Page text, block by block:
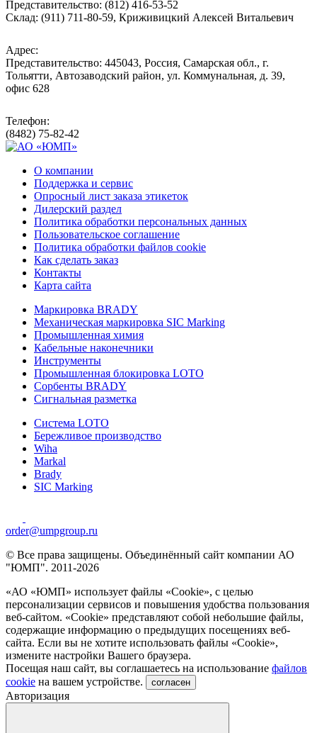
Представительство: (812) 416-53-52
Склад: (911) 711-80-59, Криживицкий Алексей Витальевич
Адрес:
Представительство: 445043, Россия, Самарская обл., г.
Тольятти, Автозаводский район, ул. Коммунальная, д. 39,
офис 628
Телефон:
(8482) 75-82-42
О компании
Поддержка и сервис
Опросный лист заказа этикеток
Дилерский раздел
Политика обработки персональных данных
Пользовательское соглашение
Политика обработки файлов cookie
Как сделать заказ
Контакты
Карта сайта
Маркировка BRADY
Механическая маркировка SIC Marking
Промышленная химия
Кабельные наконечники
Инструменты
Промышленная блокировка LOTO
Сорбенты BRADY
Сигнальная разметка
Система LOTO
Бережливое производство
Wiha
Markal
Brady
SIC Marking
order@umpgroup.ru
© Все права защищены. Объединённый сайт компании АО
"ЮМП". 2011-2026
«АО «ЮМП» использует файлы «Сookie», с целью
персонализации сервисов и повышения удобства пользования
веб-сайтом. «Cookie» представляют собой небольшие файлы,
содержащие информацию о предыдущих посещениях веб-
сайта. Если вы не хотите использовать файлы «Сookie»,
измените настройки Вашего браузера.
Посещая наш сайт, вы соглашаетесь на использование файлов
cookie на вашем устройстве. согласен
Авторизация